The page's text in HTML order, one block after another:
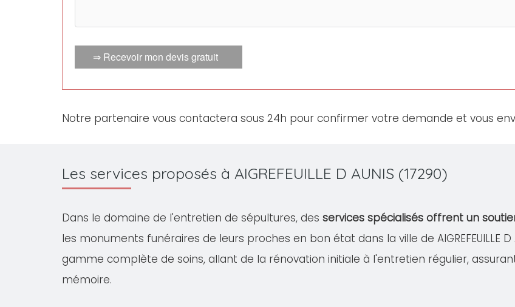
⇒ Recevoir mon devis gratuit
Notre partenaire vous contactera sous 24h pour confirmer votre demande et vous
Les services proposés à AIGREFEUILLE D AUNIS (17290)
Dans le domaine de l'entretien de sépultures, des services spécialisés offrent un
les monuments funéraires de leurs proches en bon état dans la ville de AIGREFEUILLE
gamme complète de soins, allant de la rénovation initiale à l'entretien régulier,
mémoire.